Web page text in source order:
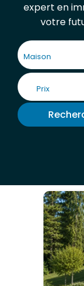
expert en
votre
Maison